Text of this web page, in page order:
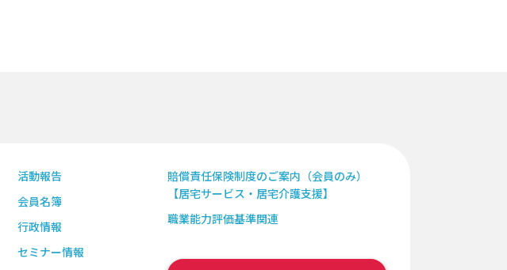
活動報告
会員名簿
行政情報
セミナー情報
賠償責任保険制度のご案内（会員のみ）
【居宅サービス・居宅介護支援】
職業能力評価基準関連